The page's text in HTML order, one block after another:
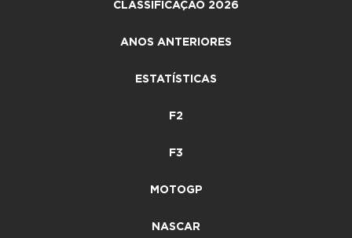
CLASSIFICAÇÃO 2026
ANOS ANTERIORES
ESTATÍSTICAS
F2
F3
MOTOGP
NASCAR